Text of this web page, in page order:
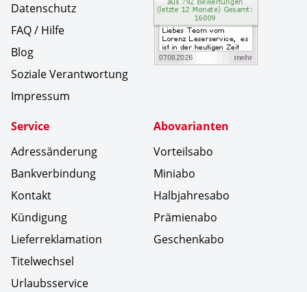
Datenschutz
FAQ / Hilfe
Blog
Soziale Verantwortung
Impressum
Service
Adressänderung
Bankverbindung
Kontakt
Kündigung
Lieferreklamation
Titelwechsel
Urlaubsservice
Abovarianten
Vorteilsabo
Miniabo
Halbjahresabo
Prämienabo
Geschenkabo